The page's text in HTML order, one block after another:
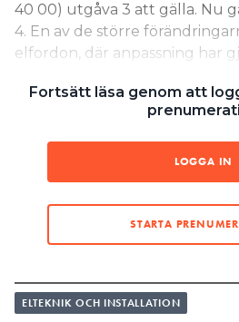
SEARCH
40 00) utgåva 3 att gälla. Nu
4. En av de större
elfordon, där anpassning har
betyder bland annat att skydd
tillgängliga för
skyddas mot
överspänningar.”
LÄS OCKSÅ:
Fortsätt läsa genom att
LOGGA IN
STARTA
ELTEKNIK OCH INSTALLATION